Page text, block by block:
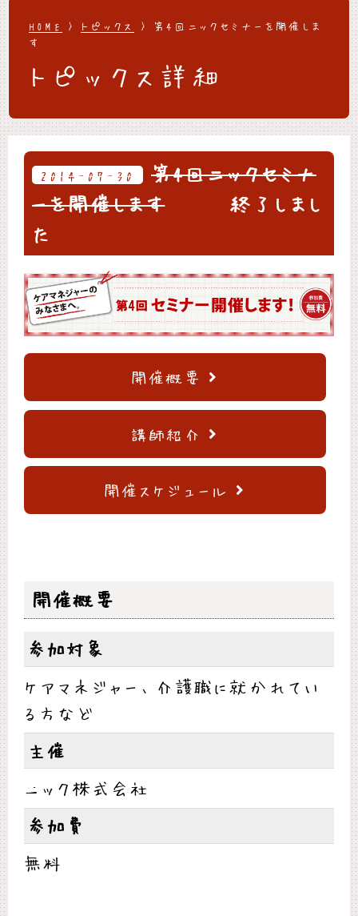
HOME > トピックス
> 第4回ニックセミナーを開催しま
す
トピックス詳細
2014-07-30
第4回ニックセミナ
ーを開催します終了しまし
た
開催概要
講師紹介
開催スケジュール
開催概要
参加対象
ケアマネジャー、介護職に就かれてい
る方など
主催
ニック株式会社
参加費
無料